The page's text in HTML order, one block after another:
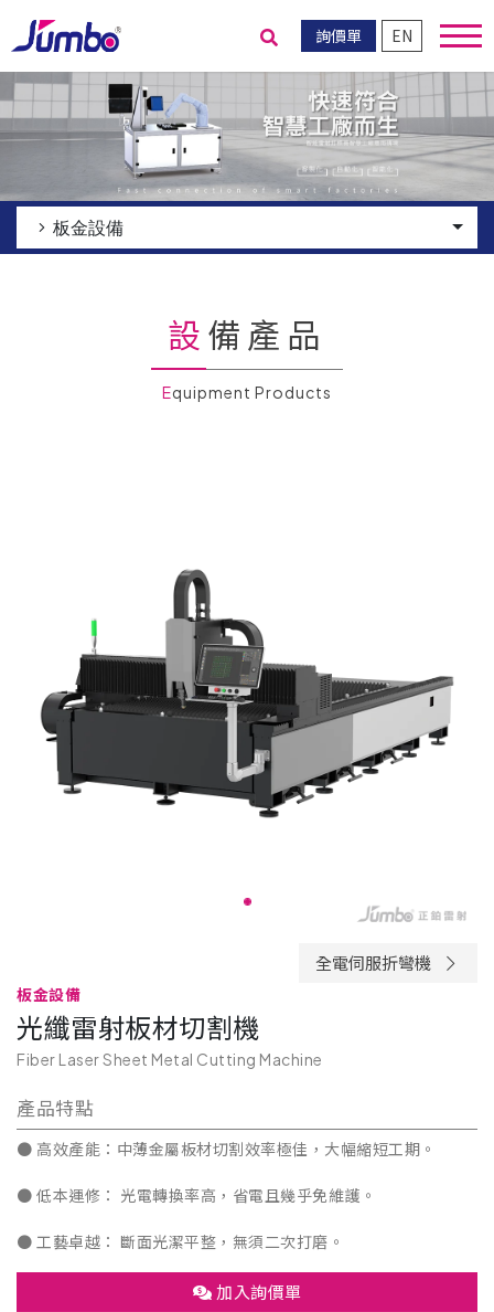
詢價單 EN
送出搜尋
板金設備
設備產品
Equipment Products
全電伺服折彎機
板金設備
光纖雷射板材切割機
Fiber Laser Sheet Metal Cutting Machine
產品特點
● 高效產能：中薄金屬板材切割效率極佳，大幅縮短工期。
● 低本運修： 光電轉換率高，省電且幾乎免維護。
● 工藝卓越： 斷面光潔平整，無須二次打磨。
加入詢價單